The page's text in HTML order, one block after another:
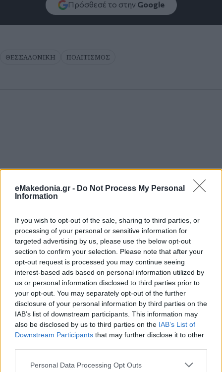
eMakedonia.gr - Do Not Process My Personal
Information
If you wish to opt-out of the sale, sharing to third parties, or
processing of your personal or sensitive information for
targeted advertising by us, please use the below opt-out
section to confirm your selection. Please note that after your
opt-out request is processed you may continue seeing
interest-based ads based on personal information utilized by
us or personal information disclosed to third parties prior to
your opt-out. You may separately opt-out of the further
disclosure of your personal information by third parties on the
IAB’s list of downstream participants. This information may
also be disclosed by us to third parties on the IAB’s List of
Downstream Participants that may further disclose it to other
Please note that this website/app uses one or more Google
Personal Data Processing Opt Outs
Πρόσθεσέ το στην Google
ΘΕΣΣΑΛΟΝΙΚΗ ΠΟΛΙΤΙΣΜΟΣ